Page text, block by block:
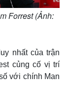
Forrest (Ảnh:
nhất của trận
củng cố vị trí
với chính Man